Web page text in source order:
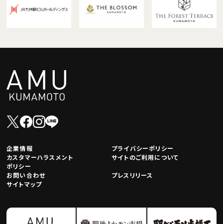
企業情報
プライバシーポリシー
カスタマーハラスメント
ポリシー
サイトのご利用について
お問い合わせ
プレスリリース
サイトマップ